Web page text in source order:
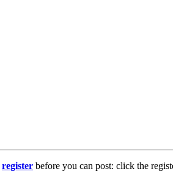
register before you can post: click the